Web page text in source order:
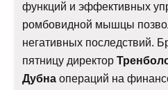
функций и эффективных
ромбовидной мышцы
негативных последствий.
пятницу директор
Дубна операций на